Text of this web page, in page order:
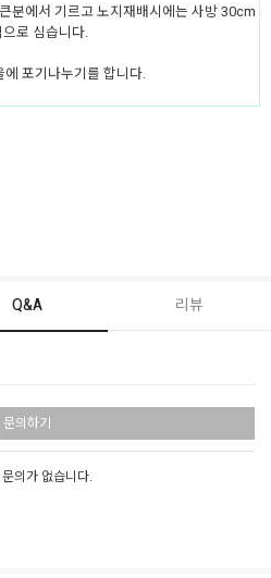
분에서 기르고 노지재배시에는 사방 30cm
로 심습니다.
에 포기나누기를 합니다.
Q&A 리뷰
문의하기
의가 없습니다.